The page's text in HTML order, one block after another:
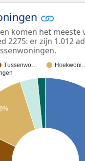
komen het meeste
2275: er zijn 1.012
Tussenwo…